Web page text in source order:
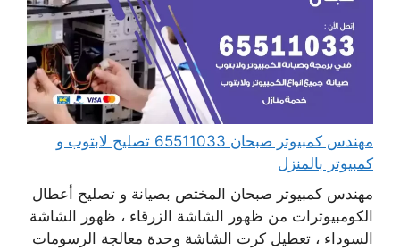
مهندس كمبيوتر صبحان 65511033 تصليح لابتوب و
كمبيوتر بالمنزل
مهندس كمبيوتر صبحان المختص بصيانة و تصليح أعطال
الكومبيوترات من ظهور الشاشة الزرقاء ، ظهور الشاشة
السوداء ، تعطيل كرت الشاشة وحدة معالجة الرسومات